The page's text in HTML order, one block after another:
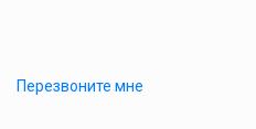
Перезвоните мне